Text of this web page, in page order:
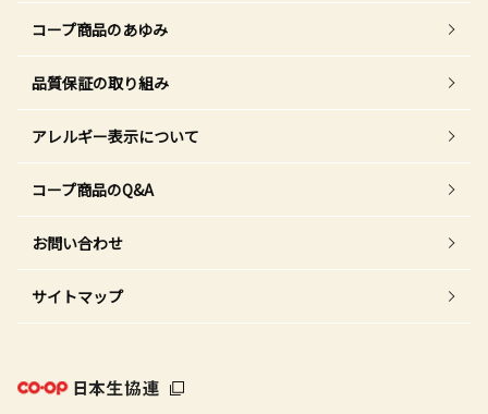
コープ商品のあゆみ
品質保証の取り組み
アレルギー表示について
コープ商品のQ&A
お問い合わせ
サイトマップ